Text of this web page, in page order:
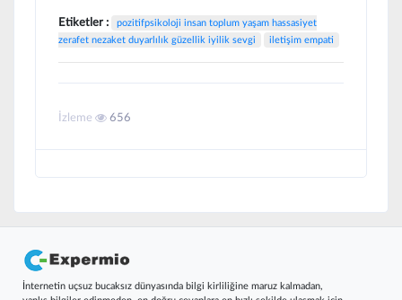
Etiketler :
pozitifpsikoloji insan toplum yaşam hassasiyet
zerafet nezaket duyarlılık güzellik iyilik sevgi
iletişim empati
İzleme 656
İnternetin uçsuz bucaksız dünyasında bilgi kirliliğine maruz kalmadan,